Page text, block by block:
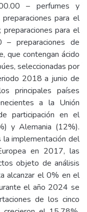
– perfumes y
para el
para el
– preparaciones de
que contengan ácido
seleccionadas por
2018 a junio de
principales países
a la Unión
participación en el
y Alemania (12%).
la implementación del
en 2017, las
objeto de análisis
alcanzar el 0% en el
el año 2024 se
de los cinco